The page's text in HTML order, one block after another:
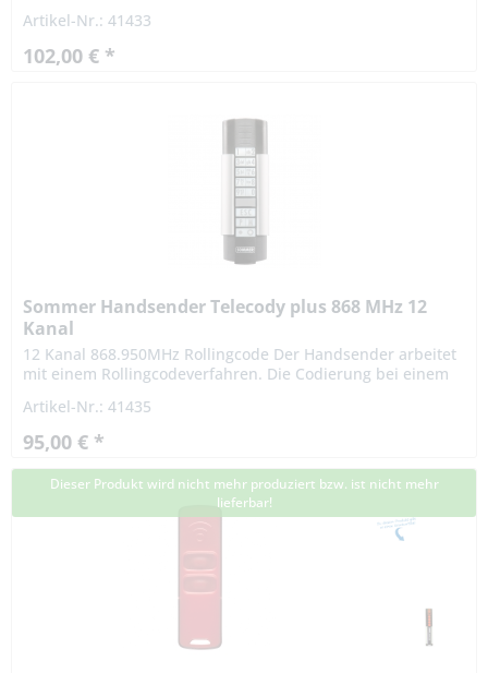
variiert nach...
Artikel-Nr.: 41433
102,00 € *
Sommer Handsender Telecody plus 868 MHz 12
Kanal
12 Kanal 868.950MHz Rollingcode Der Handsender arbeitet
mit einem Rollingcodeverfahren. Die Codierung bei einem
nach...
Artikel-Nr.: 41435
95,00 € *
Dieser Produkt wird nicht mehr produziert bzw. ist nicht mehr
lieferbar!